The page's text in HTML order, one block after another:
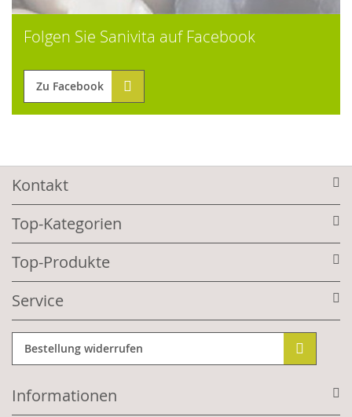
Folgen Sie Sanivita auf Facebook
Zu Facebook
Kontakt
Top-Kategorien
Top-Produkte
Service
Bestellung widerrufen
Informationen